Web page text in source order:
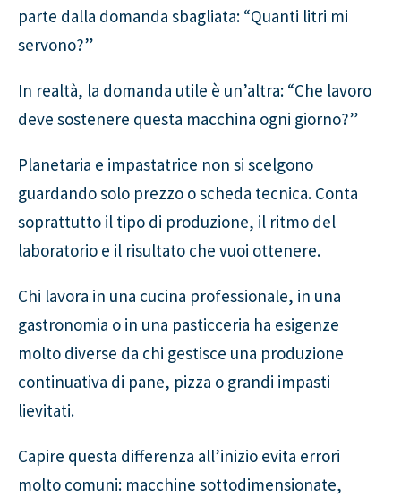
parte dalla domanda sbagliata: “Quanti litri mi
servono?”
In realtà, la domanda utile è un’altra: “Che lavoro
deve sostenere questa macchina ogni giorno?”
Planetaria e impastatrice non si scelgono
guardando solo prezzo o scheda tecnica. Conta
soprattutto il tipo di produzione, il ritmo del
laboratorio e il risultato che vuoi ottenere.
Chi lavora in una cucina professionale, in una
gastronomia o in una pasticceria ha esigenze
molto diverse da chi gestisce una produzione
continuativa di pane, pizza o grandi impasti
lievitati.
Capire questa differenza all’inizio evita errori
molto comuni: macchine sottodimensionate,